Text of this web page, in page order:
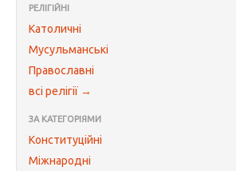
РЕЛІГІЙНІ
Католичні
Мусульманські
Православні
всі релігії →
ЗА КАТЕГОРІЯМИ
Конституційні
Міжнародні